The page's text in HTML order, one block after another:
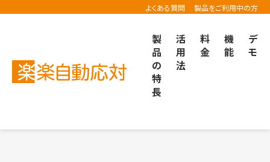
よくある質問 製品をご利用中の方
製
品
の
特
長
活
用
法
料
金
機
能
デ
モ
「メールディーラー」は